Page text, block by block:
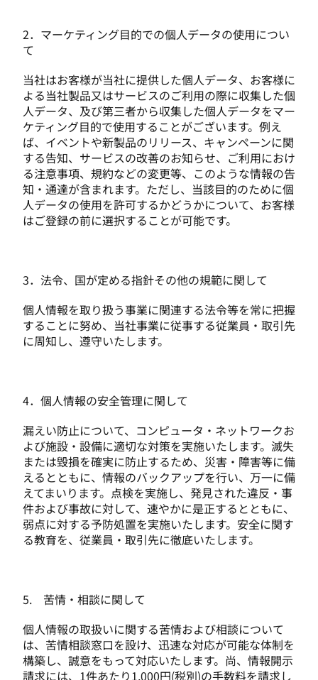
2．マーケティング目的での個人データの使用につい
て
当社はお客様が当社に提供した個人データ、お客様に
よる当社製品又はサービスのご利用の際に収集した個
人データ、及び第三者から収集した個人データをマー
ケティング目的で使用することがございます。例え
ば、イベントや新製品のリリース、キャンペーンに関
する告知、サービスの改善のお知らせ、ご利用におけ
る注意事項、規約などの変更等、このような情報の告
知・通達が含まれます。ただし、当該目的のために個
人データの使用を許可するかどうかについて、お客様
はご登録の前に選択することが可能です。
3．法令、国が定める指針その他の規範に関して
個人情報を取り扱う事業に関連する法令等を常に把握
することに努め、当社事業に従事する従業員・取引先
に周知し、遵守いたします。
4．個人情報の安全管理に関して
漏えい防止について、コンピュータ・ネットワークお
よび施設・設備に適切な対策を実施いたします。滅失
または毀損を確実に防止するため、災害・障害等に備
えるとともに、情報のバックアップを行い、万一に備
えてまいります。点検を実施し、発見された違反・事
件および事故に対して、速やかに是正するとともに、
弱点に対する予防処置を実施いたします。安全に関す
る教育を、従業員・取引先に徹底いたします。
5.　苦情・相談に関して
個人情報の取扱いに関する苦情および相談について
は、苦情相談窓口を設け、迅速な対応が可能な体制を
構築し、誠意をもって対応いたします。尚、情報開示
請求には、1件あたり1,000円(税別)の手数料を請求し